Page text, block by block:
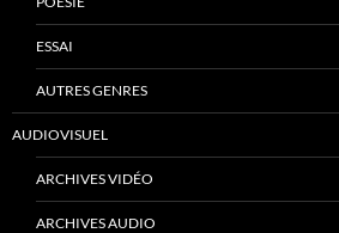
ESSAI
AUTRES GENRES
AUDIOVISUEL
ARCHIVES VIDÉO
ARCHIVES AUDIO